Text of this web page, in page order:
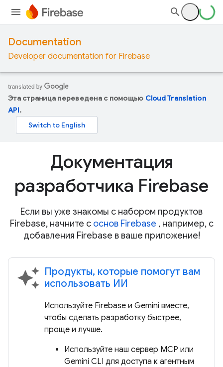
Documentation
Developer documentation for Firebase
Эта страница переведена с помощью Cloud Translation
API.
Документация
разработчика Firebase
Если вы уже знакомы с набором продуктов
Firebase, начните с основ Firebase , например, с
добавления Firebase в ваше приложение!
auto_awesome Продукты, которые помогут вам
использовать ИИ
Используйте Firebase и Gemini вместе,
чтобы сделать разработку быстрее,
проще и лучше.
Используйте наш сервер MCP или
Gemini CLI для доступа к агентным